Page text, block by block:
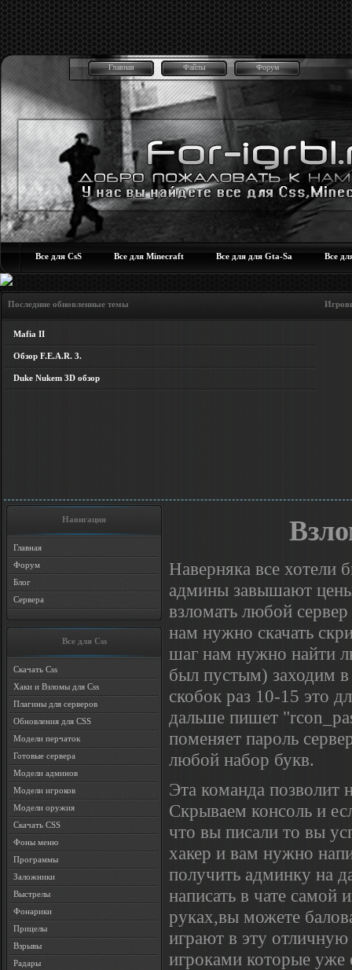
Главная Файлы Форум
Все для CsS Все для Minecraft Все для для Gta-Sa Все
Последние обновленные темы Игровые
Mafia II
Обзор F.E.A.R. 3.
Duke Nukem 3D обзор
Навигация
Главная
Форум
Блог
Сервера
Все для Css
Скачать Css
Хаки и Взломы для Css
Плагины для серверов
Обновления для CSS
Модели перчаток
Готовые сервера
Модели админов
Модели игроков
Модели оружия
Скачать CSS
Фоны меню
Программы
Заложники
Выстрелы
Фонарики
Прицелы
Взрывы
Радары
Наверняка все хотели
админы завышают
взломать любой
нам нужно скачать
шаг нам нужно найти
был пустым) заходим
скобок раз 10-15 это
дальше пишет
поменяет пароль
любой набор букв.
Эта команда позволит
Скрываем консоль и
что вы писали то вы
хакер и вам нужно
получить админку на
написать в чате
руках,вы можете
играют в эту
игроками которые уже